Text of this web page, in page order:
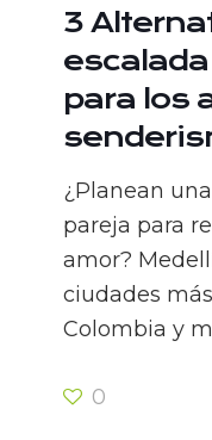
3
para los
¿Planean
pareja para
amor?
ciudades
Colombia y
0